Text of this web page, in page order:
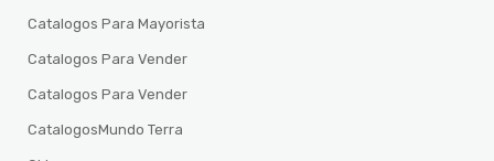
Catalogos Para Mayorista
Catalogos Para Vender
Catalogos Para Vender
CatalogosMundo Terra